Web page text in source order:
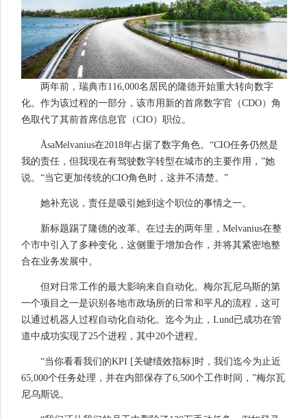
两年前，瑞典市116,000名居民的隆德开始重大转向数字
化。作为该过程的一部分，该市用新的首席数字官（CDO）角
色取代了其前首席信息官（CIO）职位。
ÅsaMelvanius在2018年占据了数字角色。“CIO任务仍然是
我的责任，但我现在有驾驶数字转型在城市的主要作用，”她
说。“当它更加传统的CIO角色时，这并不清楚。”
她补充说，责任是吸引她到这个职位的事情之一。
新标题踢了隆德的改革。在过去的两年里，Melvanius在整
个市中引入了多种变化，这侧重于增加合作，并将其紧密地整
合在业务发展中。
但对日常工作的最大影响来自自动化。梅尔瓦尼乌斯的第
一个项目之一是识别各地市政场所的日常和平凡的流程，这可
以通过机器人过程自动化自动化。迄今为止，Lund已成功在管
道中成功实现了25个进程，其中20个进程。
“当你看看我们的KPI [关键绩效指标]时，我们迄今为止近
65,000个任务处理，并在内部保存了6,500个工作时间，”梅尔瓦
尼乌斯说。